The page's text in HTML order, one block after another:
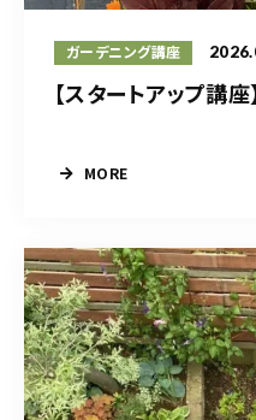
ガーデニング講座
【スタートアップ講
MORE